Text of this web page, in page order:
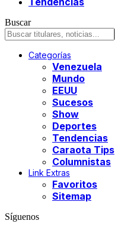
Buscar
Categorías
Venezuela
Mundo
EEUU
Sucesos
Show
Deportes
Tendencias
Caraota Tips
Columnistas
Link Extras
Favoritos
Sitemap
Síguenos